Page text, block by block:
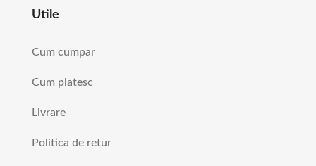
Utile
Cum cumpar
Cum platesc
Livrare
Politica de retur